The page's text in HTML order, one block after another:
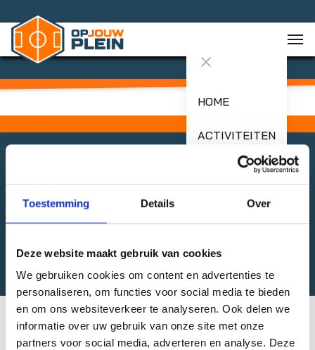
Toestemming Details Over
Deze website maakt gebruik van cookies
We gebruiken cookies om content en advertenties te
personaliseren, om functies voor social media te bieden
en om ons websiteverkeer te analyseren. Ook delen we
informatie over uw gebruik van onze site met onze
partners voor social media, adverteren en analyse. Deze
Close menu
HOME
ACTIVITEITEN
AANBIEDERS
Meer
informatie
sportaanbieder
undefined
Deel organisatie